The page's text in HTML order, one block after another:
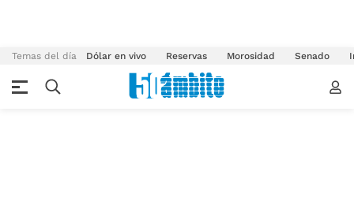
Temas del día Dólar en vivo Reservas Morosidad Senado